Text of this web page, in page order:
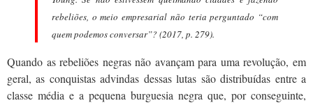
rebeliões, o meio empresarial não teria perguntado “com
quem podemos conversar”? (2017, p. 279).
Quando as rebeliões negras não avançam para uma revolução, em
geral, as conquistas advindas dessas lutas são distribuídas entre a
classe média e a pequena burguesia negra que, por conseguinte,